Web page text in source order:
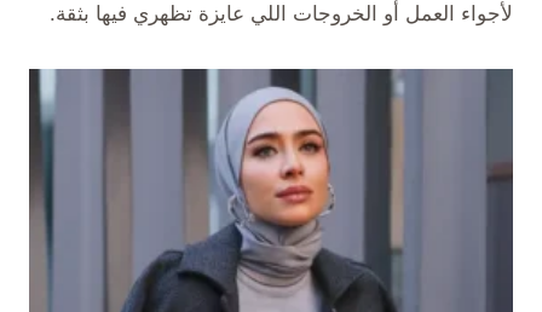
لأجواء العمل أو الخروجات اللي عايزة تظهري فيها بثقة.